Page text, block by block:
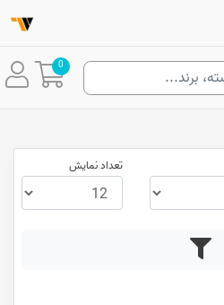
0
تعداد نمایش